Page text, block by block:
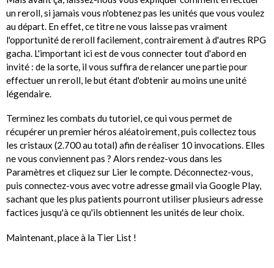
un reroll, si jamais vous n'obtenez pas les unités que vous voulez
au départ. En effet, ce titre ne vous laisse pas vraiment
l'opportunité de reroll facilement, contrairement à d'autres RPG
gacha. L'important ici est de vous connecter tout d'abord en
invité : de la sorte, il vous suffira de relancer une partie pour
effectuer un reroll, le but étant d'obtenir au moins une unité
légendaire.
Terminez les combats du tutoriel, ce qui vous permet de
récupérer un premier héros aléatoirement, puis collectez tous
les cristaux (2.700 au total) afin de réaliser 10 invocations. Elles
ne vous conviennent pas ? Alors rendez-vous dans les
Paramètres et cliquez sur Lier le compte. Déconnectez-vous,
puis connectez-vous avec votre adresse gmail via Google Play,
sachant que les plus patients pourront utiliser plusieurs adresse
factices jusqu'à ce qu'ils obtiennent les unités de leur choix.
Maintenant, place à la Tier List !